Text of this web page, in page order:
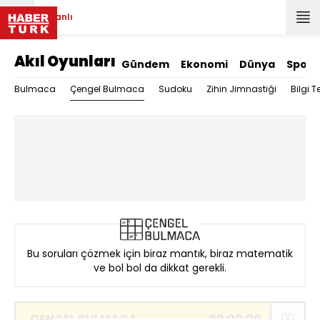
Canlı
Akıl Oyunları Gündem Ekonomi Dünya Spor
Bulmaca Çengel Bulmaca Sudoku Zihin Jimnastiği Bilgi
Bu soruları çözmek için biraz mantık, biraz matematik
ve bol bol da dikkat gerekli.